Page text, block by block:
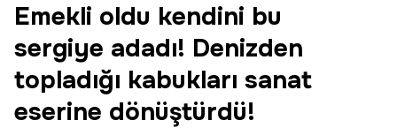
Emekli oldu kendini bu
sergiye adadı! Denizden
topladığı kabukları sanat
eserine dönüştürdü!